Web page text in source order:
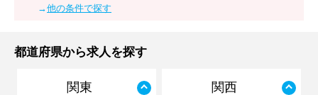
→他の条件で探す
都道府県から求人を探す
関東 関西